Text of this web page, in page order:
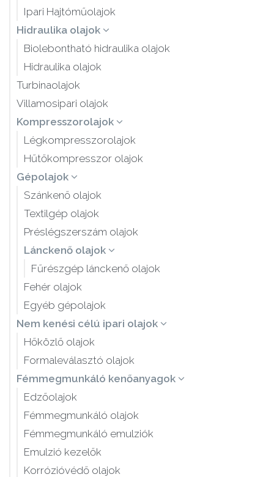
Ipari Hajtóműolajok
Hidraulika olajok
Biolebontható hidraulika olajok
Hidraulika olajok
Turbinaolajok
Villamosipari olajok
Kompresszorolajok
Légkompresszorolajok
Hűtőkompresszor olajok
Gépolajok
Szánkenő olajok
Textilgép olajok
Préslégszerszám olajok
Lánckenő olajok
Fűrészgép lánckenő olajok
Fehér olajok
Egyéb gépolajok
Nem kenési célú ipari olajok
Hőközlő olajok
Formaleválasztó olajok
Fémmegmunkáló kenőanyagok
Edzőolajok
Fémmegmunkáló olajok
Fémmegmunkáló emulziók
Emulzió kezelők
Korrózióvédő olajok